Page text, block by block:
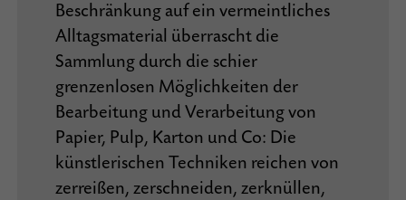
Beschränkung auf ein vermeintliches
Alltagsmaterial überrascht die
Sammlung durch die schier
grenzenlosen Möglichkeiten der
Bearbeitung und Verarbeitung von
Papier, Pulp, Karton und Co: Die
künstlerischen Techniken reichen von
zerreißen, zerschneiden, zerknüllen,